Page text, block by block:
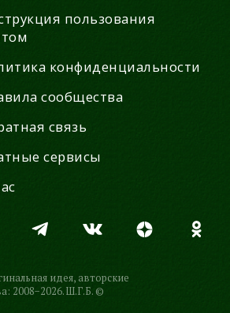
пользования
конфиденциальности
сообщества
связь
сервисы
идея, авторские
2008−2026. Ш.Г.Б. ©